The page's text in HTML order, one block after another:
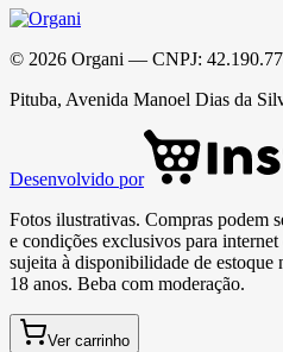
© 2026 Organi — CNPJ:
Pituba, Avenida Manoel Dias da
Desenvolvido por
Fotos ilustrativas. Compras podem
e condições exclusivos para
sujeita à disponibilidade de estoque
18 anos. Beba com moderação.
Ver carrinho